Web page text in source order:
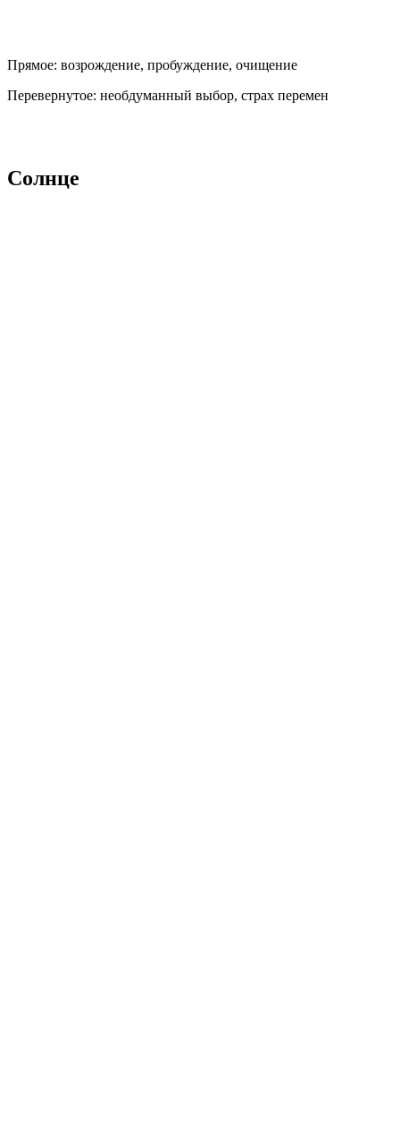
Прямое: возрождение, пробуждение, очищение
Перевернутое: необдуманный выбор, страх перемен
Солнце